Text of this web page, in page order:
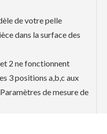
de votre pelle
dans la surface des
2 ne fonctionnent
3 positions a,b,c aux
de mesure de